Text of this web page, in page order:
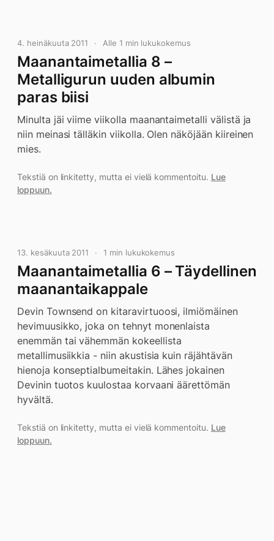
4. heinäkuuta 2011 Alle 1 min lukukokemus
Maanantaimetallia 8 –
Metalligurun uuden albumin
paras biisi
Minulta jäi viime viikolla maanantaimetalli välistä ja
niin meinasi tälläkin viikolla. Olen näköjään kiireinen
mies.
Tekstiä on linkitetty, mutta ei vielä kommentoitu. Lue
loppuun.
13. kesäkuuta 2011 1 min lukukokemus
Maanantaimetallia 6 – Täydellinen
maanantaikappale
Devin Townsend on kitaravirtuoosi, ilmiömäinen
hevimuusikko, joka on tehnyt monenlaista
enemmän tai vähemmän kokeellista
metallimusiikkia - niin akustisia kuin räjähtävän
hienoja konseptialbumeitakin. Lähes jokainen
Devinin tuotos kuulostaa korvaani äärettömän
hyvältä.
Tekstiä on linkitetty, mutta ei vielä kommentoitu. Lue
loppuun.